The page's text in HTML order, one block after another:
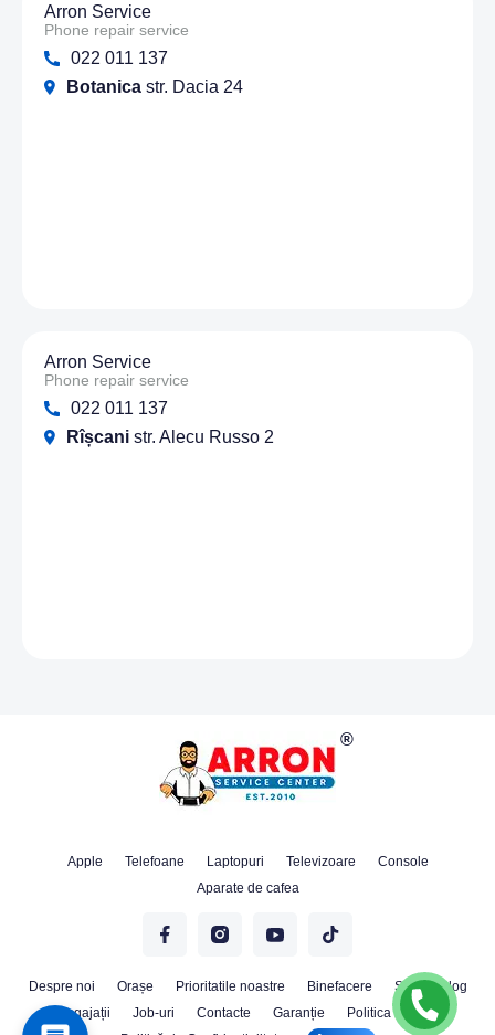
Arron Service
Phone repair service
022 011 137
Botanica str. Dacia 24
Arron Service
Phone repair service
022 011 137
Rîșcani str. Alecu Russo 2
Apple Telefoane Laptopuri Televizoare
Console
Aparate de cafea
Despre noi Orașe Prioritatile noastre Binefacere Stiri
Blog
Angajații
Job-uri Contacte Garanție
Politica Cookie